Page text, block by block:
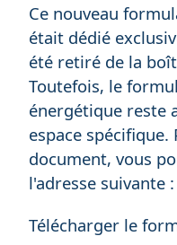
Ce nouveau
était dédié
été retiré de la
Toutefois, le
énergétique reste
espace
document, vous
l'adresse suivante :
Télécharger le